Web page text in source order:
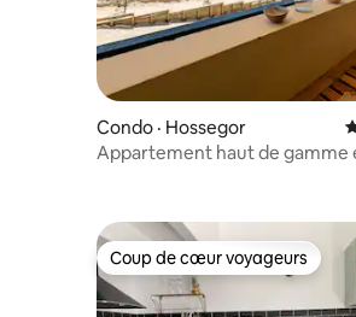
Condo · Hossegor
Appartement haut de gamme
Coup de cœur voyageurs
Coup de cœur voyageurs